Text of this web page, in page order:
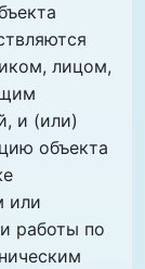
лицом,
и (или)
объекта
или
работы по